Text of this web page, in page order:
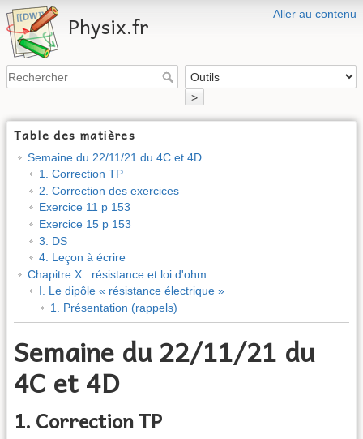
Aller au contenu
Physix.fr
>
Table des matières
Semaine du 22/11/21 du 4C et 4D
1. Correction TP
2. Correction des exercices
Exercice 11 p 153
Exercice 15 p 153
3. DS
4. Leçon à écrire
Chapitre X : résistance et loi d'ohm
I. Le dipôle « résistance électrique »
1. Présentation (rappels)
Semaine du 22/11/21 du
4C et 4D
1. Correction TP